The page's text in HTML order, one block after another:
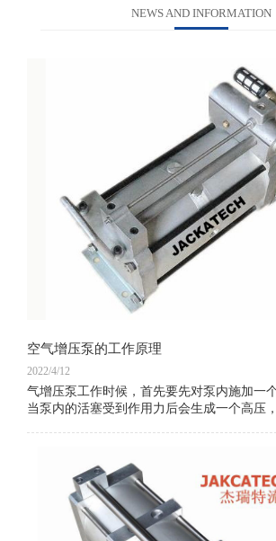
NEWS AND INFORMATION
空气增压泵的工作原理
2022/4/12
气增压泵工作时候，首先要先对泵内施加一
当泵内的活塞受到作用力后会生成一个高压